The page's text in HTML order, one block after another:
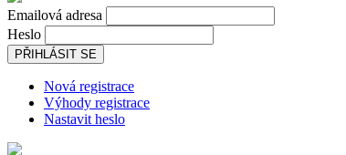
Emailová adresa
Heslo
PŘIHLÁSIT SE
Nová registrace
Výhody registrace
Nastavit heslo